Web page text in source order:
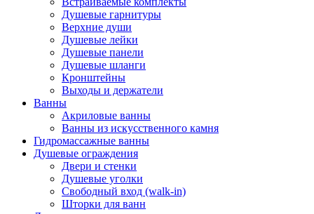
Душевые гарнитуры
Верхние души
Душевые лейки
Душевые панели
Душевые шланги
Кронштейны
Выходы и держатели
Ванны
Акриловые ванны
Ванны из искусственного камня
Гидромассажные ванны
Душевые ограждения
Двери и стенки
Душевые уголки
Свободный вход (walk-in)
Шторки для ванн